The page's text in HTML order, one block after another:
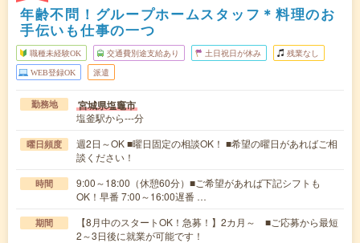
年齢不問！グループホームスタッフ＊料理のお
手伝いも仕事の一つ
職種未経験OK 交通費別途支給あり 土日祝日が休み 残業なし
WEB登録OK 派遣
勤務地 宮城県塩竈市
塩釜駅から---分
曜日頻度
週2日～OK ■曜日固定の相談OK！ ■希望の曜日があればご相
談ください！
時間
9:00～18:00（休憩60分）■ご希望があれば下記シフトも
OK！早番 7:00～16:00遅番 …
期間
【8月中のスタートOK！急募！】2カ月～ ■ご応募から最短
2～3日後に就業が可能です！